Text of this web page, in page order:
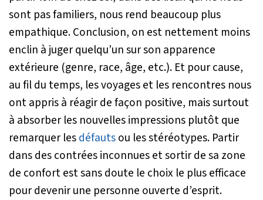
sont pas familiers, nous rend beaucoup plus
empathique. Conclusion, on est nettement moins
enclin à juger quelqu’un sur son apparence
extérieure (genre, race, âge, etc.). Et pour cause,
au fil du temps, les voyages et les rencontres nous
ont appris à réagir de façon positive, mais surtout
à absorber les nouvelles impressions plutôt que
remarquer lesdéfautsou les stéréotypes. Partir
dans des contrées inconnues et sortir de sa zone
de confort est sans doute le choix le plus efficace
pour devenir une personne ouverte d’esprit.